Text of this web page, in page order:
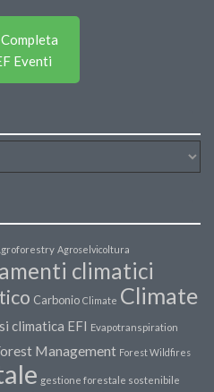
Eventi
Agroselvicoltura
climatici
Carbonio Climate Climate
climatica EFI Evapotranspiration
Management Forest Wildfires
gestione forestale sostenibile